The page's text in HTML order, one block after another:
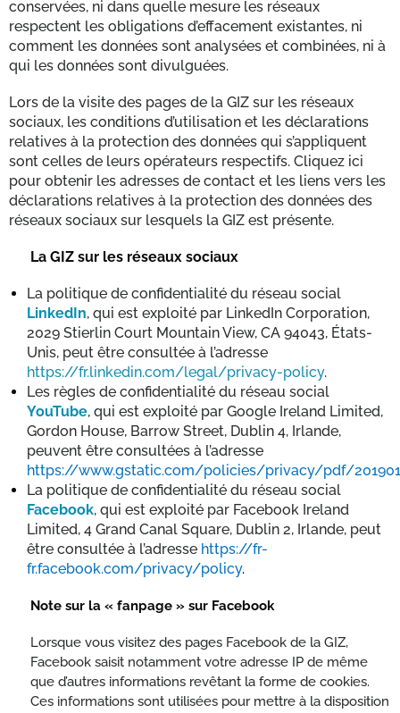
conservées, ni dans quelle mesure les réseaux
respectent les obligations d’effacement existantes, ni
comment les données sont analysées et combinées, ni à
qui les données sont divulguées.
Lors de la visite des pages de la GIZ sur les réseaux
sociaux, les conditions d’utilisation et les déclarations
relatives à la protection des données qui s’appliquent
sont celles de leurs opérateurs respectifs. Cliquez ici
pour obtenir les adresses de contact et les liens vers les
déclarations relatives à la protection des données des
réseaux sociaux sur lesquels la GIZ est présente.
La GIZ sur les réseaux sociaux
La politique de confidentialité du réseau social
LinkedIn, qui est exploité par LinkedIn Corporation,
2029 Stierlin Court Mountain View, CA 94043, États-
Unis, peut être consultée à l’adresse
https://fr.linkedin.com/legal/privacy-policy.
Les règles de confidentialité du réseau social
YouTube, qui est exploité par Google Ireland Limited,
Gordon House, Barrow Street, Dublin 4, Irlande,
peuvent être consultées à l’adresse
https://www.gstatic.com/policies/privacy/pdf/
La politique de confidentialité du réseau social
Facebook, qui est exploité par Facebook Ireland
Limited, 4 Grand Canal Square, Dublin 2, Irlande, peut
être consultée à l’adresse https://fr-
fr.facebook.com/privacy/policy.
Note sur la « fanpage » sur Facebook
Lorsque vous visitez des pages Facebook de la GIZ,
Facebook saisit notamment votre adresse IP de même
que d’autres informations revêtant la forme de cookies.
Ces informations sont utilisées pour mettre à la disposition